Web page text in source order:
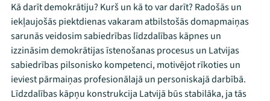
Kā darīt demokrātiju? Kurš un kā to var darīt? Radošās un
iekļaujošās piektdienas vakaram atbilstošās domapmaiņas
sarunās veidosim sabiedrības līdzdalības kāpnes un
izzināsim demokrātijas īstenošanas procesus un Latvijas
sabiedrības pilsonisko kompetenci, motivējot rīkoties un
ieviest pārmaiņas profesionālajā un personiskajā darbībā.
Līdzdalības kāpņu konstrukcija Latvijā būs stabilāka, ja tās